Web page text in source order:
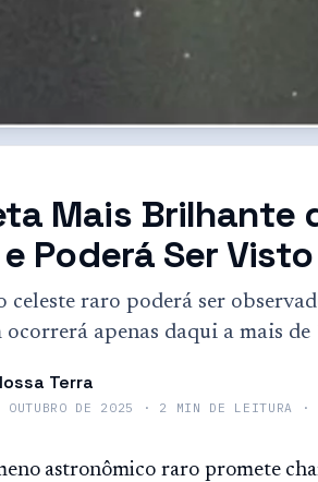
Mais Brilhante
Poderá Ser
celeste raro poderá ser
ocorrerá apenas daqui a mais de
Terra
DE 2025 · 2 MIN DE LEITURA ·
astronômico raro promete